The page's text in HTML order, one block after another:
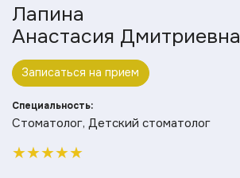
Лапина
Анастасия Дмитриевна
Записаться на прием
Специальность:
Стоматолог, Детский стоматолог
★★★★★